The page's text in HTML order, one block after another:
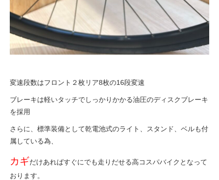
変速段数はフロント２枚リア8枚の16段変速
ブレーキは軽いタッチでしっかりかかる油圧のディスクブレーキ
を採用
さらに、標準装備として乾電池式のライト、スタンド、ベルも付
属している為、
カギだけあればすぐにでも走りだせる高コスパバイクとなって
おります。